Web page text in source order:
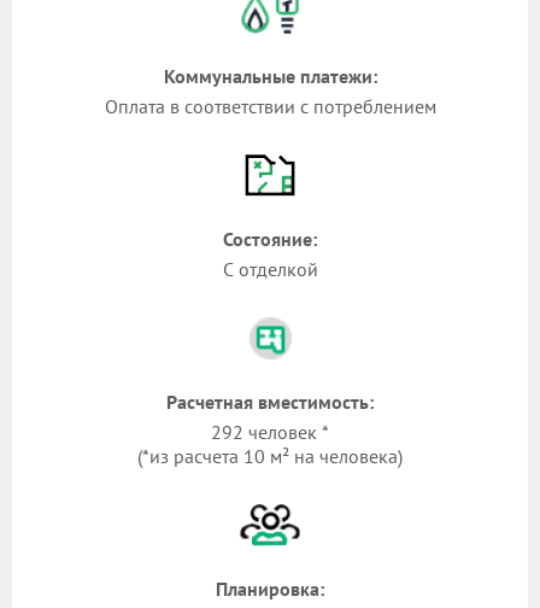
Коммунальные платежи:
Оплата в соответствии с потреблением
Состояние:
С отделкой
Расчетная вместимость:
292 человек *
(*из расчета 10 м² на человека)
Планировка: